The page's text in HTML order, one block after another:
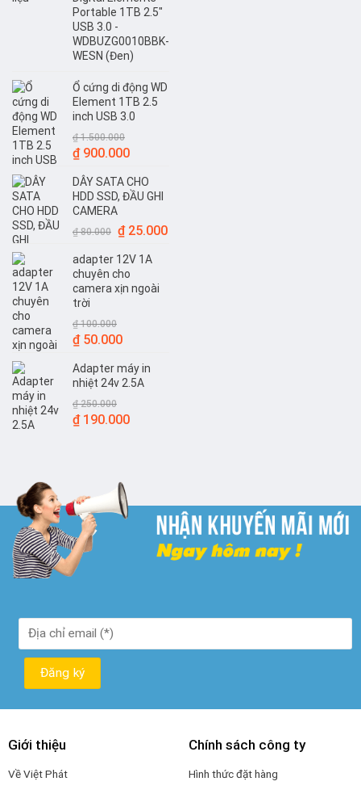
Portable 1TB 2.5"
USB 3.0 -
WDBUZG0010BBK-
WESN (Đen)
Ổ cứng di động WD
Element 1TB 2.5
inch USB 3.0
₫1.500.000
Giá
là:
₫ 1.500.000.
₫900.000Giá
tại
là:
DÂY SATA CHO
HDD SSD, ĐẦU GHI
CAMERA
₫80.000 Giá
là:
₫ 80.000.
₫25.000Giá
adapter 12V 1A
chuyên cho
camera xịn ngoài
trời
₫100.000
Giá
là:
₫ 100.000.
₫50.000Giá
tại
là:
Adapter máy in
nhiệt 24v 2.5A
₫250.000
Giá
₫190.000Giá
Giới thiệu
Về Việt Phát
Chính sách công ty
Hình thức đặt hàng